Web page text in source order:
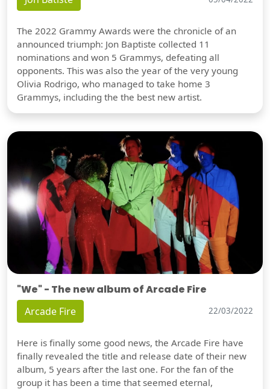
The 2022 Grammy Awards were the chronicle of an
announced triumph: Jon Baptiste collected 11
nominations and won 5 Grammys, defeating all
opponents. This was also the year of the very young
Olivia Rodrigo, who managed to take home 3
Grammys, including the the best new artist.
"We" - The new album of Arcade Fire
Arcade Fire 22/03/2022
Here is finally some good news, the Arcade Fire have
finally revealed the title and release date of their new
album, 5 years after the last one. For the fan of the
group it has been a time that seemed eternal,